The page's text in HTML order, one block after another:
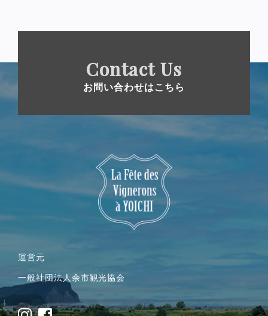
Contact Us
お問い合わせはこちら
運営元
一般社団法人余市観光協会